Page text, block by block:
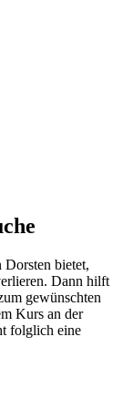
bietet,
Dann hilft
gewünschten
Kurs an der
folglich eine